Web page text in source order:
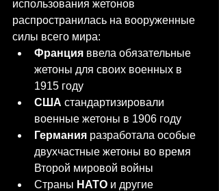
использования жетонов
распространилась на вооруженные
силы всего мира:
Франция ввела обязательные
жетоны для своих военных в
1915 году
США стандартизировали
военные жетоны в 1906 году
Германия разработала особые
двухчастные жетоны во время
Второй мировой войны
Страны НАТО и другие